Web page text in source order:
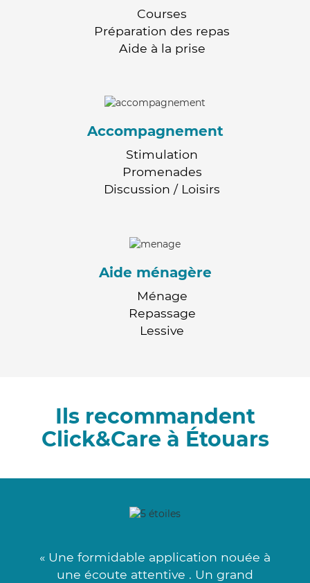
Courses
Préparation des repas
Aide à la prise
Accompagnement
Stimulation
Promenades
Discussion / Loisirs
Aide ménagère
Ménage
Repassage
Lessive
Ils recommandent
Click&Care à Étouars
« Une formidable application nouée à
une écoute attentive . Un grand